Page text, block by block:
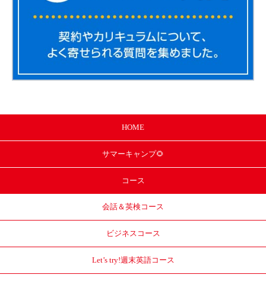
HOME
サマーキャンプ🌻
コース
会話＆英検コース
ビジネスコース
Let’s try!週末英語コース